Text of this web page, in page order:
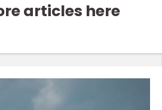
articles here